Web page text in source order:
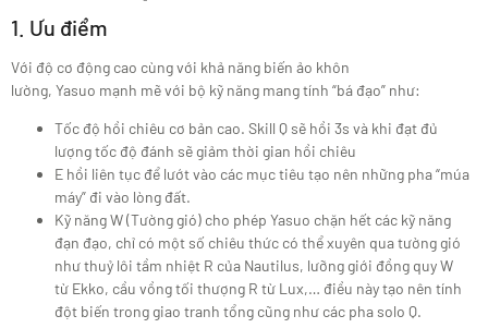
1. Ưu điểm
Với độ cơ động cao cùng với khả năng biến ảo khôn
lường, Yasuo mạnh mẽ với bộ kỹ năng mang tính “bá đạo” như:
Tốc độ hồi chiêu cơ bản cao. Skill Q sẽ hồi 3s và khi đạt đủ
lượng tốc độ đánh sẽ giảm thời gian hồi chiêu
E hồi liên tục để lướt vào các mục tiêu tạo nên những pha “múa
máy” đi vào lòng đất.
Kỹ năng W (Tường gió) cho phép Yasuo chặn hết các kỹ năng
đạn đạo, chỉ có một số chiêu thức có thể xuyên qua tường gió
như thuỷ lôi tầm nhiệt R của Nautilus, lưỡng giới đồng quy W
từ Ekko, cầu vồng tối thượng R từ Lux,… điều này tạo nên tính
đột biến trong giao tranh tổng cũng như các pha solo Q.